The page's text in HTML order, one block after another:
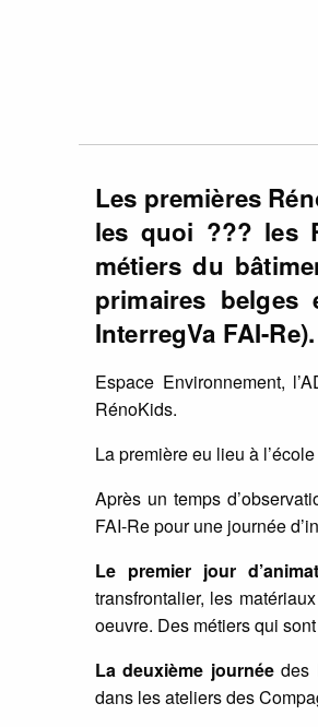
Les premières
les quoi ??? les
métiers du
primaires
InterregVa FAI-Re).
Espace Environnement,
RénoKids.
La première eu lieu à
Après un temps
FAI-Re pour une journée
Le premier jour
transfrontalier, les
oeuvre. Des métiers qui
La deuxième journéedes
dans les ateliers des